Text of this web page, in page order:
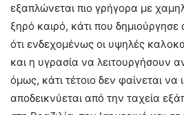
εξαπλώνεται πιο γρήγορα με
ξηρό καιρό, κάτι που
ότι ενδεχομένως οι υψηλές
και η υγρασία να λειτουργήσουν
όμως, κάτι τέτοιο δεν φαίνεται να
αποδεικνύεται από την ταχεία